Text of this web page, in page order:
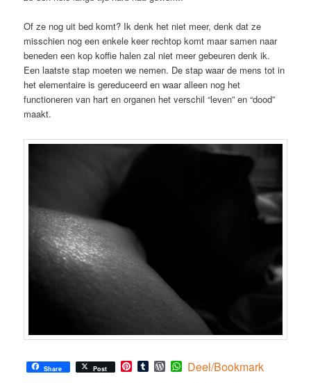
Of ze nog uit bed komt? Ik denk het niet meer, denk dat ze
misschien nog een enkele keer rechtop komt maar samen naar
beneden een kop koffie halen zal niet meer gebeuren denk ik.
Een laatste stap moeten we nemen. De stap waar de mens tot in
het elementaire is gereduceerd en waar alleen nog het
functioneren van hart en organen het verschil “leven” en “dood”
maakt.
Share Post Pinterest
TumblrWordPress
WhatsApp
Deel/Bookmark